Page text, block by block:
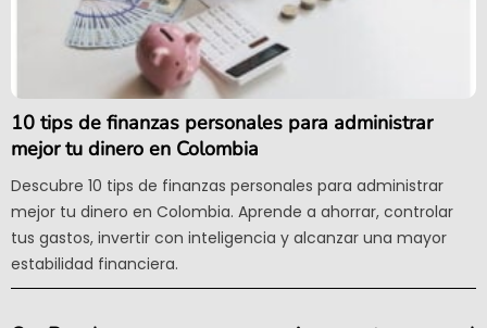
10 tips de finanzas personales para administrar
mejor tu dinero en Colombia
Descubre 10 tips de finanzas personales para administrar
mejor tu dinero en Colombia. Aprende a ahorrar, controlar
tus gastos, invertir con inteligencia y alcanzar una mayor
estabilidad financiera.